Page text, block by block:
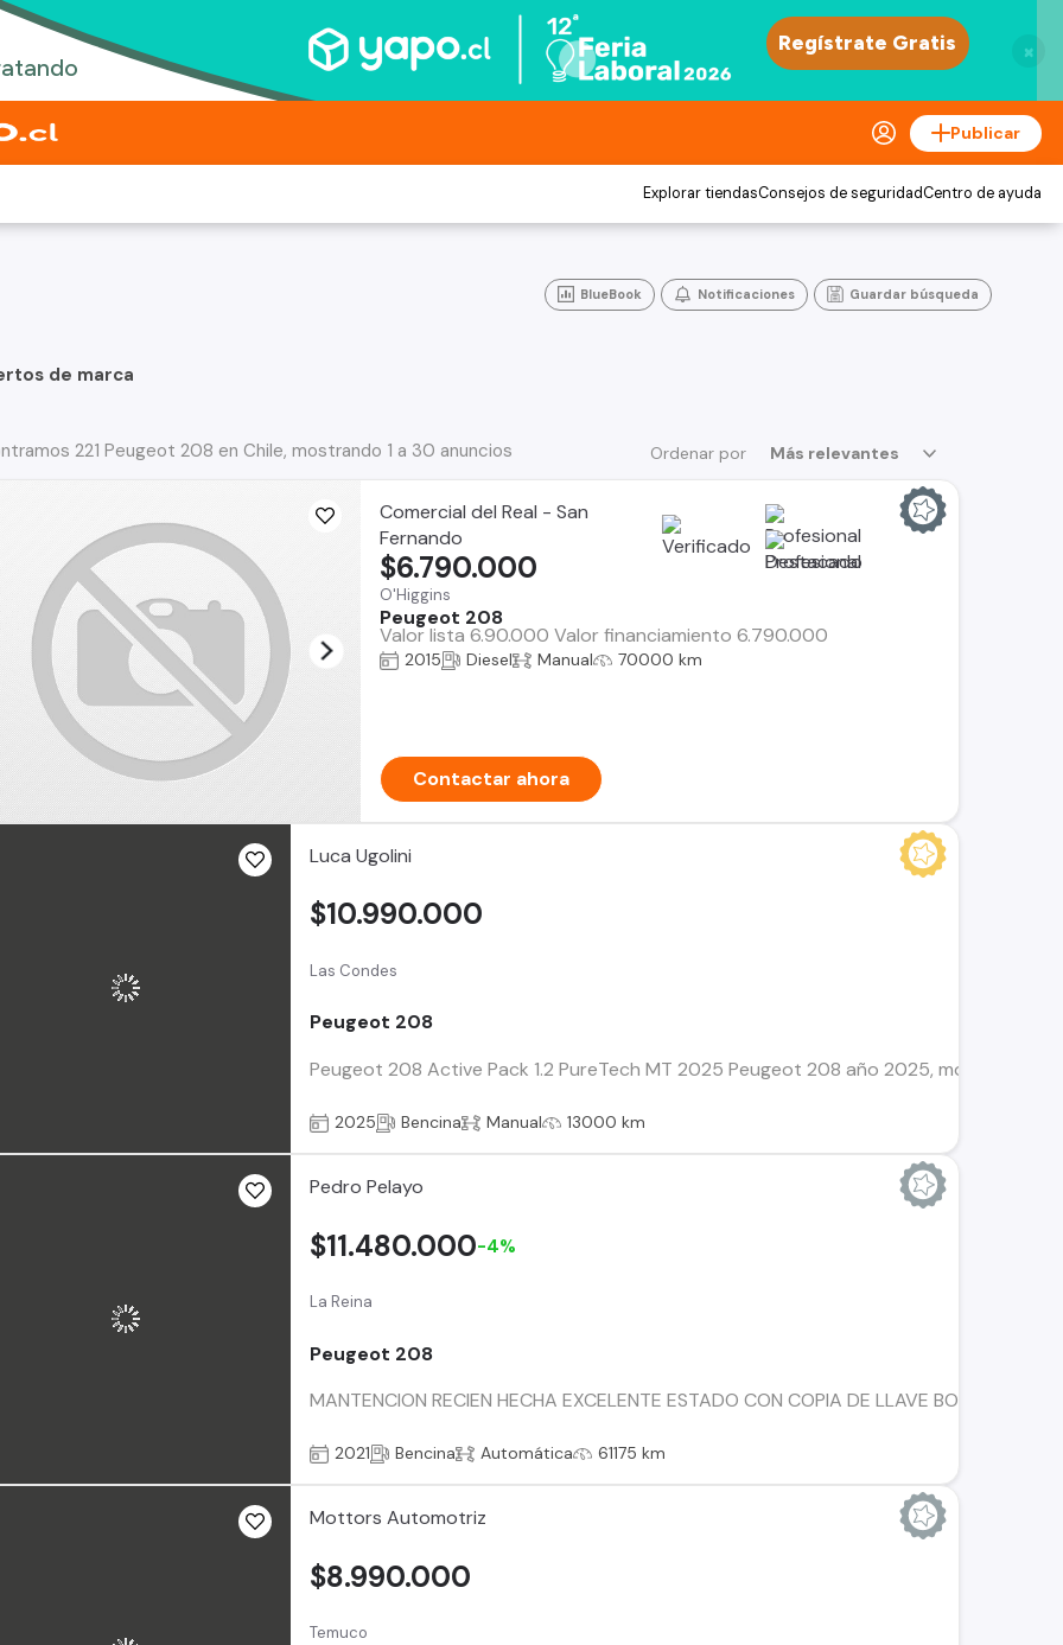
×
Publicar
Explorar tiendasConsejos de seguridadCentro de ayuda
BlueBook Notificaciones Guardar búsqueda
de marca
Ordenar por Más relevantes
221 Peugeot 208 en Chile, mostrando 1 a 30 anuncios
Comercial del Real - San
Fernando
O'Higgins
Peugeot 208
Valor lista 6.90.000 Valor financiamiento 6.790.000
$6.790.000
2015 Diesel Manual 70000 km
Contactar ahora
Luca Ugolini
Las Condes
Peugeot 208
Peugeot 208 Active Pack 1.2 PureTech MT 2025 Peugeot 208 año 2025, motor 1.2
$10.990.000
2025 Bencina Manual 13000 km
Pedro Pelayo
La Reina
Peugeot 208
MANTENCION RECIEN HECHA EXCELENTE ESTADO CON COPIA DE LLAVE BOTON DE
$11.480.000-4%
2021 Bencina Automática 61175 km
Mottors Automotriz
Temuco
$8.990.000